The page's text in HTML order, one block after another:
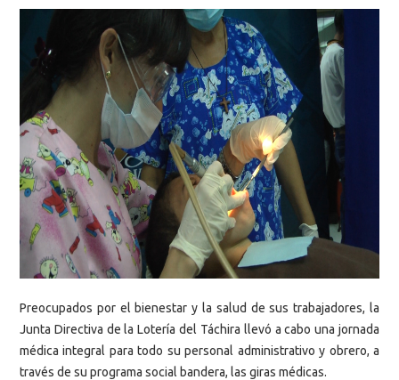
Preocupados por el bienestar y la salud de sus trabajadores, la
Junta Directiva de la Lotería del Táchira llevó a cabo una jornada
médica integral para todo su personal administrativo y obrero, a
través de su programa social bandera, las giras médicas.